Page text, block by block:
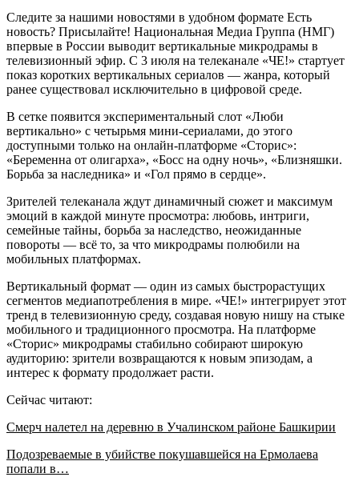
Следите за нашими новостями в удобном формате Есть
новость? Присылайте! Национальная Медиа Группа (НМГ)
впервые в России выводит вертикальные микродрамы в
телевизионный эфир. С 3 июля на телеканале «ЧЕ!» стартует
показ коротких вертикальных сериалов — жанра, который
ранее существовал исключительно в цифровой среде.
В сетке появится экспериментальный слот «Люби
вертикально» с четырьмя мини-сериалами, до этого
доступными только на онлайн-платформе «Сторис»:
«Беременна от олигарха», «Босс на одну ночь», «Близняшки.
Борьба за наследника» и «Гол прямо в сердце».
Зрителей телеканала ждут динамичный сюжет и максимум
эмоций в каждой минуте просмотра: любовь, интриги,
семейные тайны, борьба за наследство, неожиданные
повороты — всё то, за что микродрамы полюбили на
мобильных платформах.
Вертикальный формат — один из самых быстрорастущих
сегментов медиапотребления в мире. «ЧЕ!» интегрирует этот
тренд в телевизионную среду, создавая новую нишу на стыке
мобильного и традиционного просмотра. На платформе
«Сторис» микродрамы стабильно собирают широкую
аудиторию: зрители возвращаются к новым эпизодам, а
интерес к формату продолжает расти.
Сейчас читают:
Смерч налетел на деревню в Учалинском районе Башкирии
Подозреваемые в убийстве покушавшейся на Ермолаева
попали в…